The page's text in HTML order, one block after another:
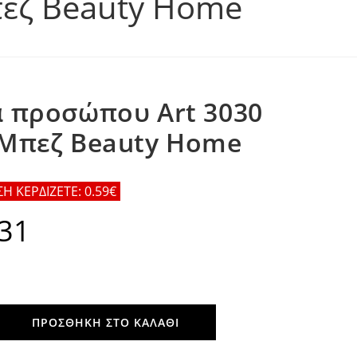
προσώπου Art 3030
Beauty Home
ΚΕΡΔΙΖΕΤΕ: 0.59€
ΠΡΟΣΘΉΚΗ ΣΤΟ ΚΑΛΆΘΙ